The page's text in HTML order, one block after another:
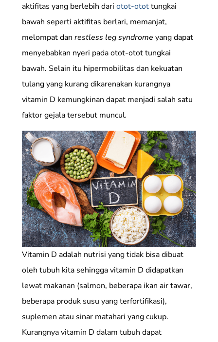
aktifitas yang berlebih dari otot-otottungkai
bawah seperti aktifitas berlari, memanjat,
melompat dan restless leg syndrome yang dapat
menyebabkan nyeri pada otot-otot tungkai
bawah. Selain itu hipermobilitas dan kekuatan
tulang yang kurang dikarenakan kurangnya
vitamin D kemungkinan dapat menjadi salah satu
faktor gejala tersebut muncul.
Vitamin D adalah nutrisi yang tidak bisa dibuat
oleh tubuh kita sehingga vitamin D didapatkan
lewat makanan (salmon, beberapa ikan air tawar,
beberapa produk susu yang terfortifikasi),
suplemen atau sinar matahari yang cukup.
Kurangnya vitamin D dalam tubuh dapat